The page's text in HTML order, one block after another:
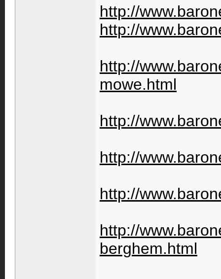
http://
http://
http://
mowe.html
http://
http://
http://
http://
berghem.html